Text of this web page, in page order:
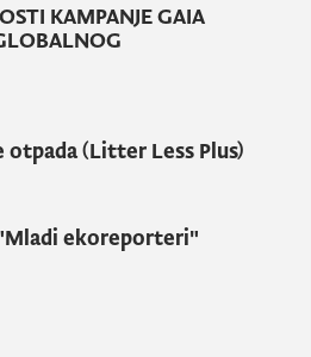
video snimaka je18.
KAMPANJE GAIA
otpada (Litter Less Plus)
ekoreporteri"